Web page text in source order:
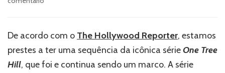
Hill’
em
De acordo com o The Hollywood Reporter, estamos
prestes a ter uma sequência da icônica sérieOne Tree
Hill, que foi e continua sendo um marco. A série